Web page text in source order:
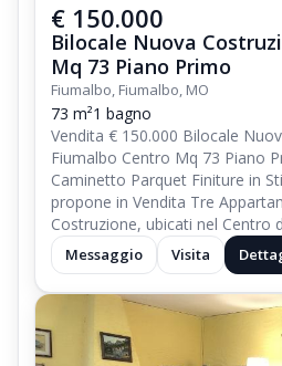
€ 150.000
Bilocale Nuova
Mq 73 Piano Primo
Fiumalbo, Fiumalbo, MO
73 m²1 bagno
Vendita € 150.000 Bilocale
Fiumalbo Centro Mq 73 Piano
Caminetto Parquet Finiture in
propone in Vendita Tre
Costruzione, ubicati nel Centro
Messaggio Visita